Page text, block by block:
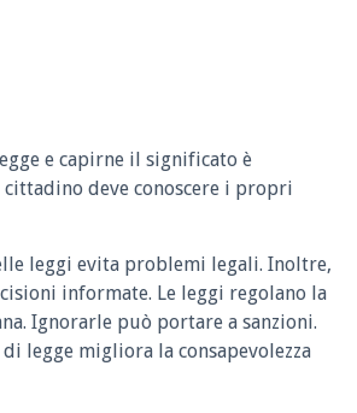
e capirne il significato è
deve conoscere i propri
leggi evita problemi legali. Inoltre,
informate. Le leggi regolano la
Ignorarle può portare a sanzioni.
legge migliora la consapevolezza